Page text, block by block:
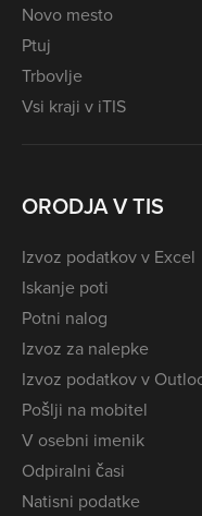
Novo mesto
Ptuj
Trbovlje
Vsi kraji v iTIS
ORODJA V TIS
Izvoz podatkov v Excel
Iskanje poti
Potni nalog
Izvoz za nalepke
Izvoz podatkov v
Pošlji na mobitel
V osebni imenik
Odpiralni časi
Natisni podatke